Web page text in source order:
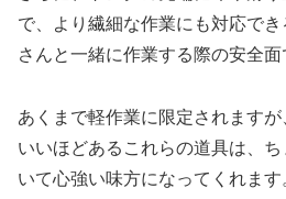
で、より繊細な作業にも対応で
さんと一緒に作業する際の安全面
あくまで軽作業に限定されます
いいほどあるこれらの道具は、
いて心強い味方になってくれます